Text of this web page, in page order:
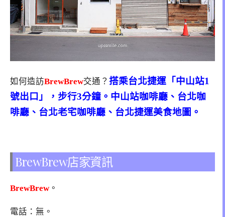
如何造訪BrewBrew交通？ 搭乘台北捷運「中山站1
號出口」，步行3分鐘。中山站咖啡廳、台北咖
啡廳、台北老宅咖啡廳、台北捷運美食地圖。
BrewBrew店家資訊
BrewBrew。
電話：無。